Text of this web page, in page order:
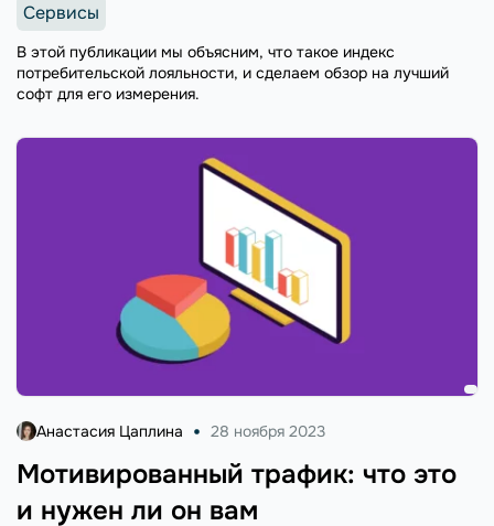
Сервисы
В этой публикации мы объясним, что такое индекс
потребительской лояльности, и сделаем обзор на лучший
софт для его измерения.
Мотивированный трафик: что это
и нужен ли он вам
Анастасия Цаплина 28 ноября 2023